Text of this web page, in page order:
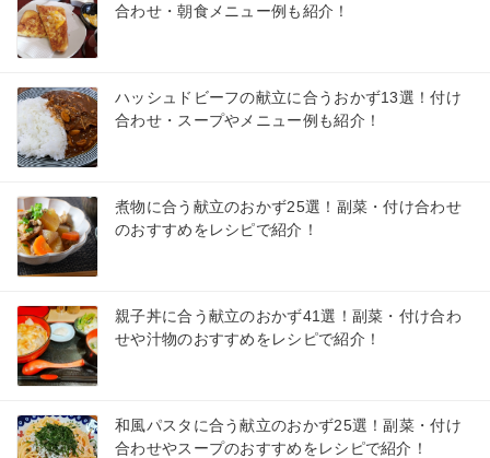
合わせ・朝食メニュー例も紹介！
ハッシュドビーフの献立に合うおかず13選！付け
合わせ・スープやメニュー例も紹介！
煮物に合う献立のおかず25選！副菜・付け合わせ
のおすすめをレシピで紹介！
親子丼に合う献立のおかず41選！副菜・付け合わ
せや汁物のおすすめをレシピで紹介！
和風パスタに合う献立のおかず25選！副菜・付け
合わせやスープのおすすめをレシピで紹介！